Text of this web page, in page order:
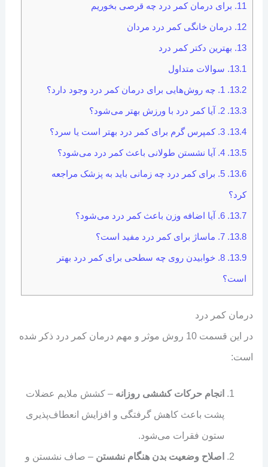
11. برای درمان کمر درد چه قرصی بخوریم
12. درمان خانگی کمر درد مردان
13. بهترین دکتر کمر درد
13.1. سوالات متداول
13.2.
13.3.
13.4.
13.5.
13.6. 5. برای کمر درد چه زمانی باید به پزشک مراجعه
کرد؟
13.7.
13.8.
13.9. 8. خوابیدن روی چه سطحی برای کمر درد بهتر
است؟
درمان کمر درد
در این قسمت 10 روش موثر و مهم درمان کمر درد ذکر شده
است:
انجام حرکات کششی روزانه – کشش ملایم عضلات
پشت باعث کاهش گرفتگی و افزایش انعطاف‌پذیری
ستون فقرات می‌شود.
اصلاح وضعیت بدن هنگام نشستن – صاف نشستن و